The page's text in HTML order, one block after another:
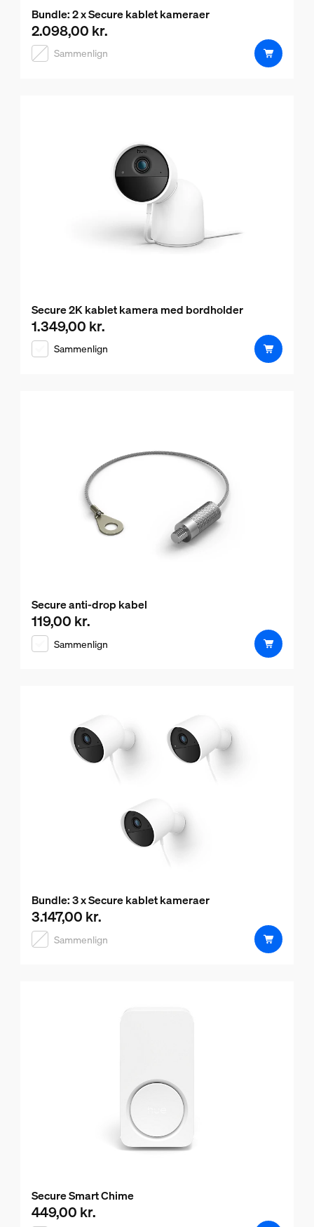
Bundle: 2 x Secure kablet kameraer
Nuværende pris er 2.098,00 kr.
2.098,00 kr.
Sammenlign
Secure 2K kablet kamera med bordholder
Nuværende pris er 1.349,00 kr.
1.349,00 kr.
Sammenlign
Secure anti-drop kabel
Nuværende pris er 119,00 kr.
119,00 kr.
Sammenlign
Bundle: 3 x Secure kablet kameraer
Nuværende pris er 3.147,00 kr.
3.147,00 kr.
Sammenlign
Secure Smart Chime
Nuværende pris er 449,00 kr.
449,00 kr.